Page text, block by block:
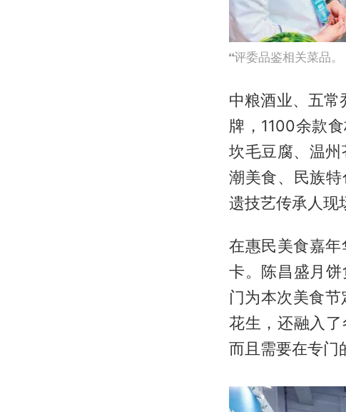
评委品鉴相关菜品。
中粮酒业、五
牌，1100余款
坎毛豆腐、温
潮美食、民族
遗技艺传承人现
在惠民美食嘉
卡。陈昌盛月
门为本次美食
花生，还融入
而且需要在专门